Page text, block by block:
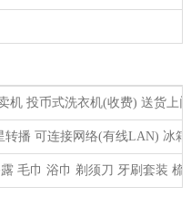
机 投币式洗衣机(收费) 送货上
转播 可连接网络(有线LAN) 冰
毛巾 浴巾 剃须刀 牙刷套装 梳